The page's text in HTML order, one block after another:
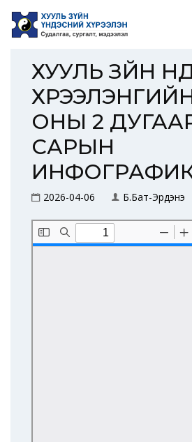
ХУУЛЬ ЗҮЙН
ОНЫ 2
САРЫН
2026-04-06 Б.Бат-Эрдэнэ